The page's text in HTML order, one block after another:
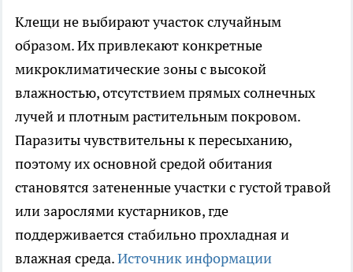
Клещи не выбирают участок случайным
образом. Их привлекают конкретные
микроклиматические зоны с высокой
влажностью, отсутствием прямых солнечных
лучей и плотным растительным покровом.
Паразиты чувствительны к пересыханию,
поэтому их основной средой обитания
становятся затененные участки с густой травой
или зарослями кустарников, где
поддерживается стабильно прохладная и
влажная среда.Источник информации